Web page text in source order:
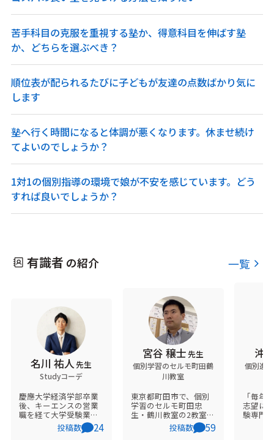
苦手科目の克服を重視する塾か、得意科目を伸ばす塾
か、どちらを選ぶべき？
順位表が配られるたびに子どもが友達の点数ばかり気に
します
塾へ行く時間になると体調が悪くなります。休ませ続け
てよいのでしょうか？
1対1の個別指導の環境で娘が不安を感じています。どう
すれば良いでしょうか？
有識者 の紹介 一覧
名川 祐人先生
Studyコーデ
慶應大学経済学部卒業
後、キーエンスの営業
職を経て大学受験業界
へ。オンラインを中心
に全国の受験生を指導
投稿数 24
宮谷 穣士先生
個別学習のセルモ町田鶴
川教室
東京都町田市で、個別
学習のセルモ町田忠
生・鶴川教室の2教室を
運営しております、株
式会社進化代表取締役
投稿数 59
沖
個別進
「毎年
志望に
験専門